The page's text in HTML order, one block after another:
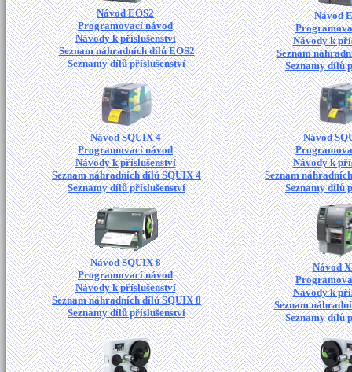
Návod EOS2
Programovací návod
Návody k příslušenství
Seznam náhradních dílů EOS2
Seznamy dílů příslušenství
Návod
Návody k
Seznam
Seznamy dílů
Návod SQUIX 4
Programovací návod
Návody k příslušenství
Seznam náhradních dílů SQUIX 4
Seznamy dílů příslušenství
Návod
Návody k
Seznam
Seznamy dílů
Návod SQUIX 8
Programovací návod
Návody k příslušenství
Seznam náhradních dílů SQUIX 8
Seznamy dílů příslušenství
Návod
Návody k
Seznam
Seznamy dílů